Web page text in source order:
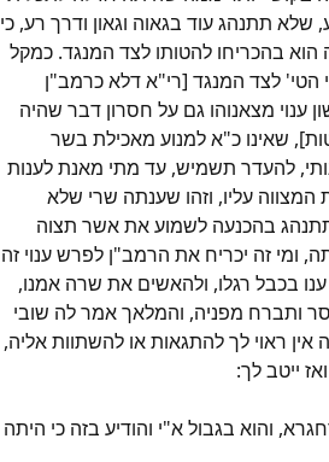
תתנהג עוד בגאוה וגאון ודרך רע, כי
בהכריחו להטותו לצד המנגד. כמקל
הטי' לצד המנגד [רי"א דלא כרמב"ן
ענוי מצאנוהו גם על חסרון דבר שהיה
שאינו כ"א למנוע מאכילת בשר
להעדר תשמיש, עד מתי מאנת לענות
המצווה עליו, וזהו שענתה שרי שלא
בהכנעה לשמוע את אשר תצוה
ומי זה יכריח את הרמב"ן לפרש ענוי זה
בכבל רגלו, ולהאשים את שרה אמנו,
ותברח מפניה, והמלאך אמר לה שובי
ראוי לך להתגאות או להשתוות אליה,
ייטב לך:
והוא בגבול א"י והודיע בזה כי היתה